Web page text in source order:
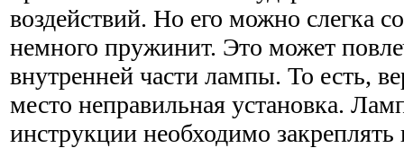
воздействий. Но его можно слегка
немного пружинит. Это может
внутренней части лампы. То есть,
место неправильная установка.
инструкции необходимо закреплять